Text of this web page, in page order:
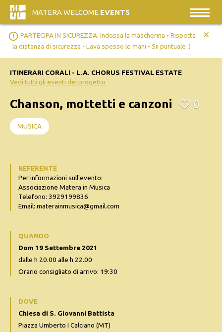
MATERA WELCOME EVENTS
error_outline PARTECIPA IN SICUREZZA: Indossa la mascherina • Rispetta
la distanza di sicurezza • Lava spesso le mani • Sii puntuale ;)
+
ITINERARI CORALI - L.A. CHORUS FESTIVAL ESTATE
Vedi tutti gli eventi del progetto
Chanson, mottetti e canzoni 0
MUSICA
REFERENTE
Per informazioni sull'evento:
Associazione Matera in Musica
Telefono: 3929199836
Email: materainmusica@gmail.com
QUANDO
Dom 19 Settembre 2021
dalle h 20.00 alle h 22.00
Orario consigliato di arrivo: 19:30
DOVE
Chiesa di S. Giovanni Battista
Piazza Umberto I Calciano (MT)